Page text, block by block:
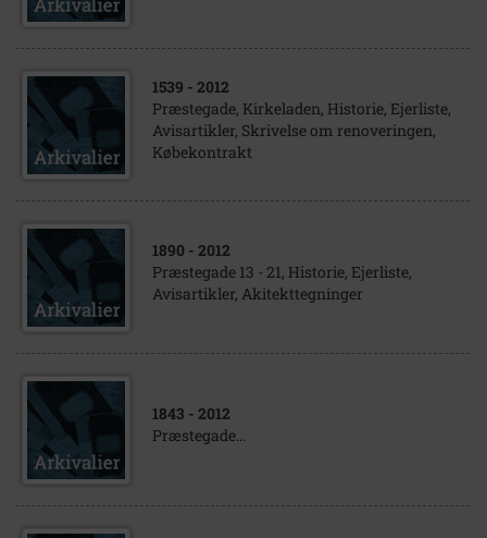
1539 - 2012
Præstegade, Kirkeladen, Historie, Ejerliste,
Avisartikler, Skrivelse om renoveringen,
Købekontrakt
1890 - 2012
Præstegade 13 - 21, Historie, Ejerliste,
Avisartikler, Akitekttegninger
1843 - 2012
Præstegade...